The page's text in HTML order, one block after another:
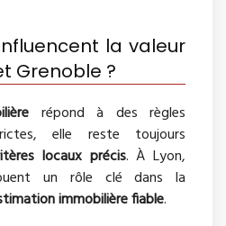
la valeur
Grenoble ?
répond à des règles
elle reste toujours
locaux précis. À Lyon,
un rôle clé dans la
immobilière fiable.